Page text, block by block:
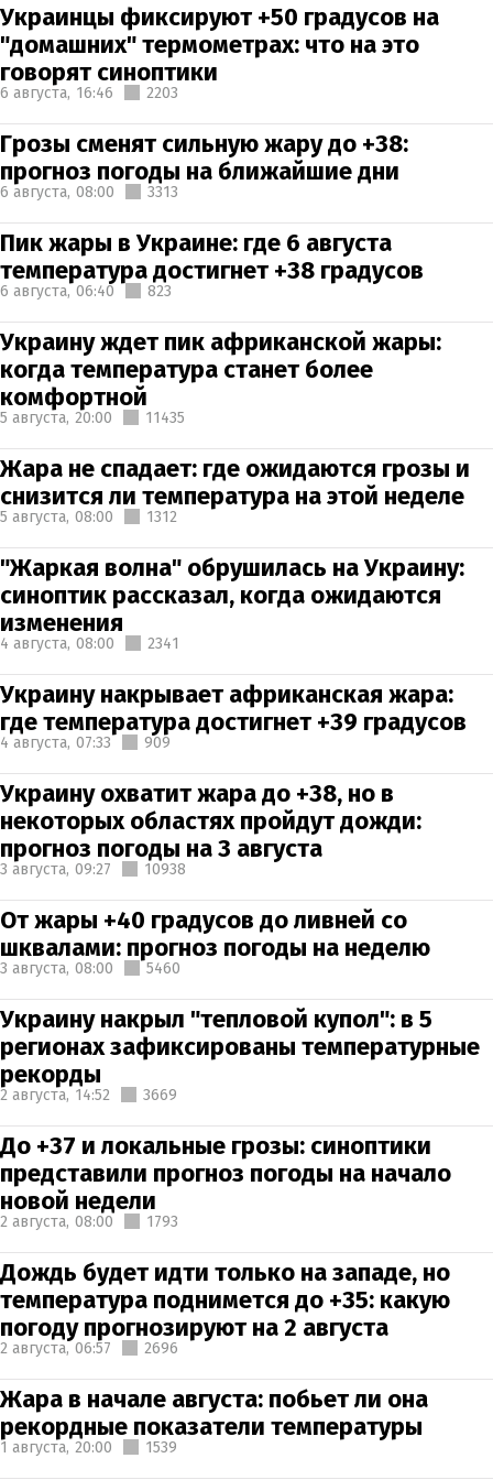
Украинцы фиксируют +50 градусов на
"домашних" термометрах: что на это
говорят синоптики
6 августа, 16:46 2203
Грозы сменят сильную жару до +38:
прогноз погоды на ближайшие дни
6 августа, 08:00 3313
Пик жары в Украине: где 6 августа
температура достигнет +38 градусов
6 августа, 06:40 823
Украину ждет пик африканской жары:
когда температура станет более
комфортной
5 августа, 20:00 11435
Жара не спадает: где ожидаются грозы и
снизится ли температура на этой неделе
5 августа, 08:00 1312
"Жаркая волна" обрушилась на Украину:
синоптик рассказал, когда ожидаются
изменения
4 августа, 08:00 2341
Украину накрывает африканская жара:
где температура достигнет +39 градусов
4 августа, 07:33 909
Украину охватит жара до +38, но в
некоторых областях пройдут дожди:
прогноз погоды на 3 августа
3 августа, 09:27 10938
От жары +40 градусов до ливней со
шквалами: прогноз погоды на неделю
3 августа, 08:00 5460
Украину накрыл "тепловой купол": в 5
регионах зафиксированы температурные
рекорды
2 августа, 14:52 3669
До +37 и локальные грозы: синоптики
представили прогноз погоды на начало
новой недели
2 августа, 08:00 1793
Дождь будет идти только на западе, но
температура поднимется до +35: какую
погоду прогнозируют на 2 августа
2 августа, 06:57 2696
Жара в начале августа: побьет ли она
рекордные показатели температуры
1 августа, 20:00 1539